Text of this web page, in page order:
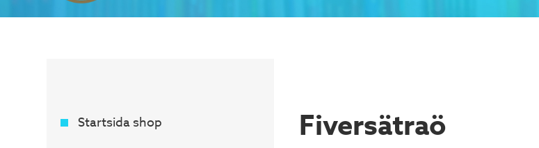
Startsida shop Fiversätraö